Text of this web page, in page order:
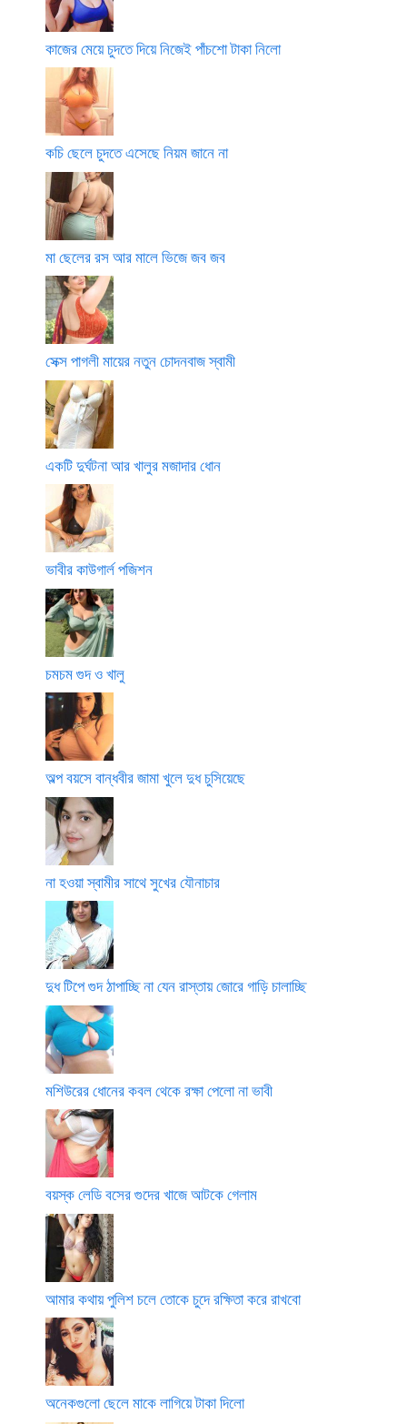
কাজের মেয়ে চুদতে দিয়ে নিজেই পাঁচশো টাকা নিলো
কচি ছেলে চুদতে এসেছে নিয়ম জানে না
মা ছেলের রস আর মালে ভিজে জব জব
সেক্স পাগলী মায়ের নতুন চোদনবাজ স্বামী
একটি দুর্ঘটনা আর খালুর মজাদার ধোন
ভাবীর কাউগার্ল পজিশন
চমচম গুদ ও খালু
অল্প বয়সে বান্ধবীর জামা খুলে দুধ চুসিয়েছে
না হওয়া স্বামীর সাথে সুখের যৌনাচার
দুধ টিপে গুদ ঠাপাচ্ছি না যেন রাস্তায় জোরে গাড়ি চালাচ্ছি
মশিউরের ধোনের কবল থেকে রক্ষা পেলো না ভাবী
বয়স্ক লেডি বসের গুদের খাজে আটকে গেলাম
আমার কথায় পুলিশ চলে তোকে চুদে রক্ষিতা করে রাখবো
অনেকগুলো ছেলে মাকে লাগিয়ে টাকা দিলো